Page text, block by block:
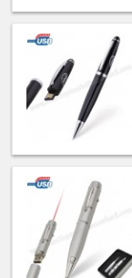
Flash
Bellek
toptan
satış
fiyatları
toptan
satış
Ajanda
Organizer
ucuz
toptan
satış